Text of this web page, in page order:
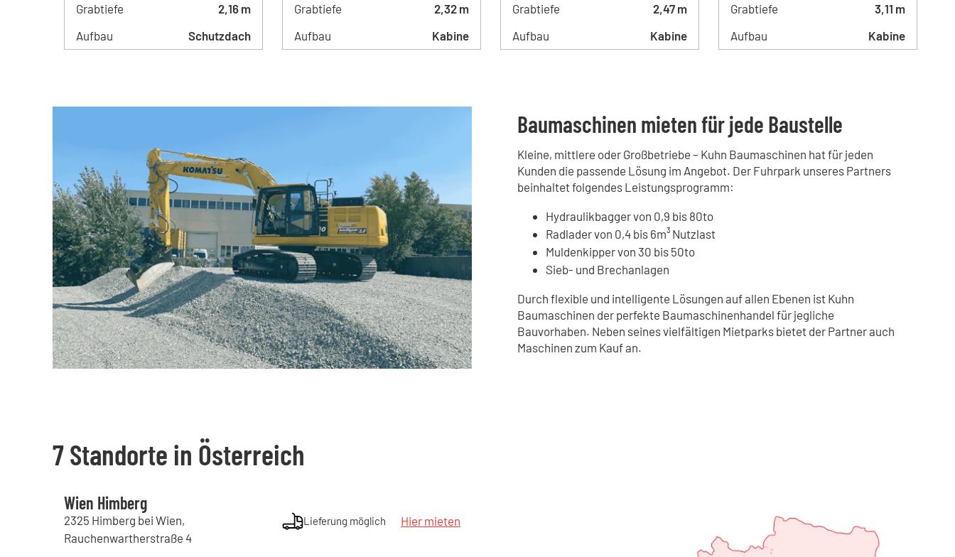
Grabtiefe
2,16 m
Aufbau
Schutzdach
Grabtiefe
2,32 m
Aufbau
Kabine
Grabtiefe
2,47 m
Aufbau
Kabine
Grabtiefe
3,11 m
Aufbau
Kabine
Baumaschinen mieten für jede Baustelle
Kleine, mittlere oder Großbetriebe – Kuhn Baumaschinen hat für jeden
Kunden die passende Lösung im Angebot. Der Fuhrpark unseres Partners
beinhaltet folgendes Leistungsprogramm:
Hydraulikbagger von 0,9 bis 80to
Radlader von 0,4 bis 6m³ Nutzlast
Muldenkipper von 30 bis 50to
Sieb- und Brechanlagen
Durch flexible und intelligente Lösungen auf allen Ebenen ist Kuhn
Baumaschinen der perfekte Baumaschinenhandel für jegliche
Bauvorhaben. Neben seines vielfältigen Mietparks bietet der Partner auch
Maschinen zum Kauf an.
7 Standorte in Österreich
Wien Himberg
2325 Himberg bei Wien,
Rauchenwartherstraße 4
Lieferung möglich Hier mieten